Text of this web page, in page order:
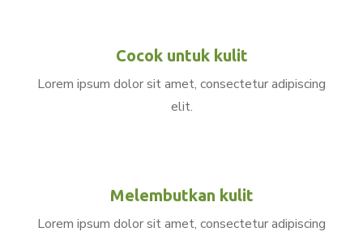
Cocok untuk kulit
Lorem ipsum dolor sit amet, consectetur adipiscing
elit.
Melembutkan kulit
Lorem ipsum dolor sit amet, consectetur adipiscing